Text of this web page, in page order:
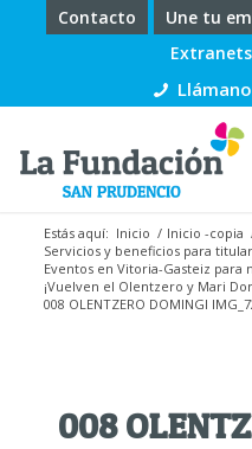
Contacto Une tu
Extranets
Estás aquí: Inicio / Inicio -copia
Servicios y beneficios para
Eventos en Vitoria-Gasteiz para
¡Vuelven el Olentzero y Mari
008 OLENTZERO DOMINGI
008